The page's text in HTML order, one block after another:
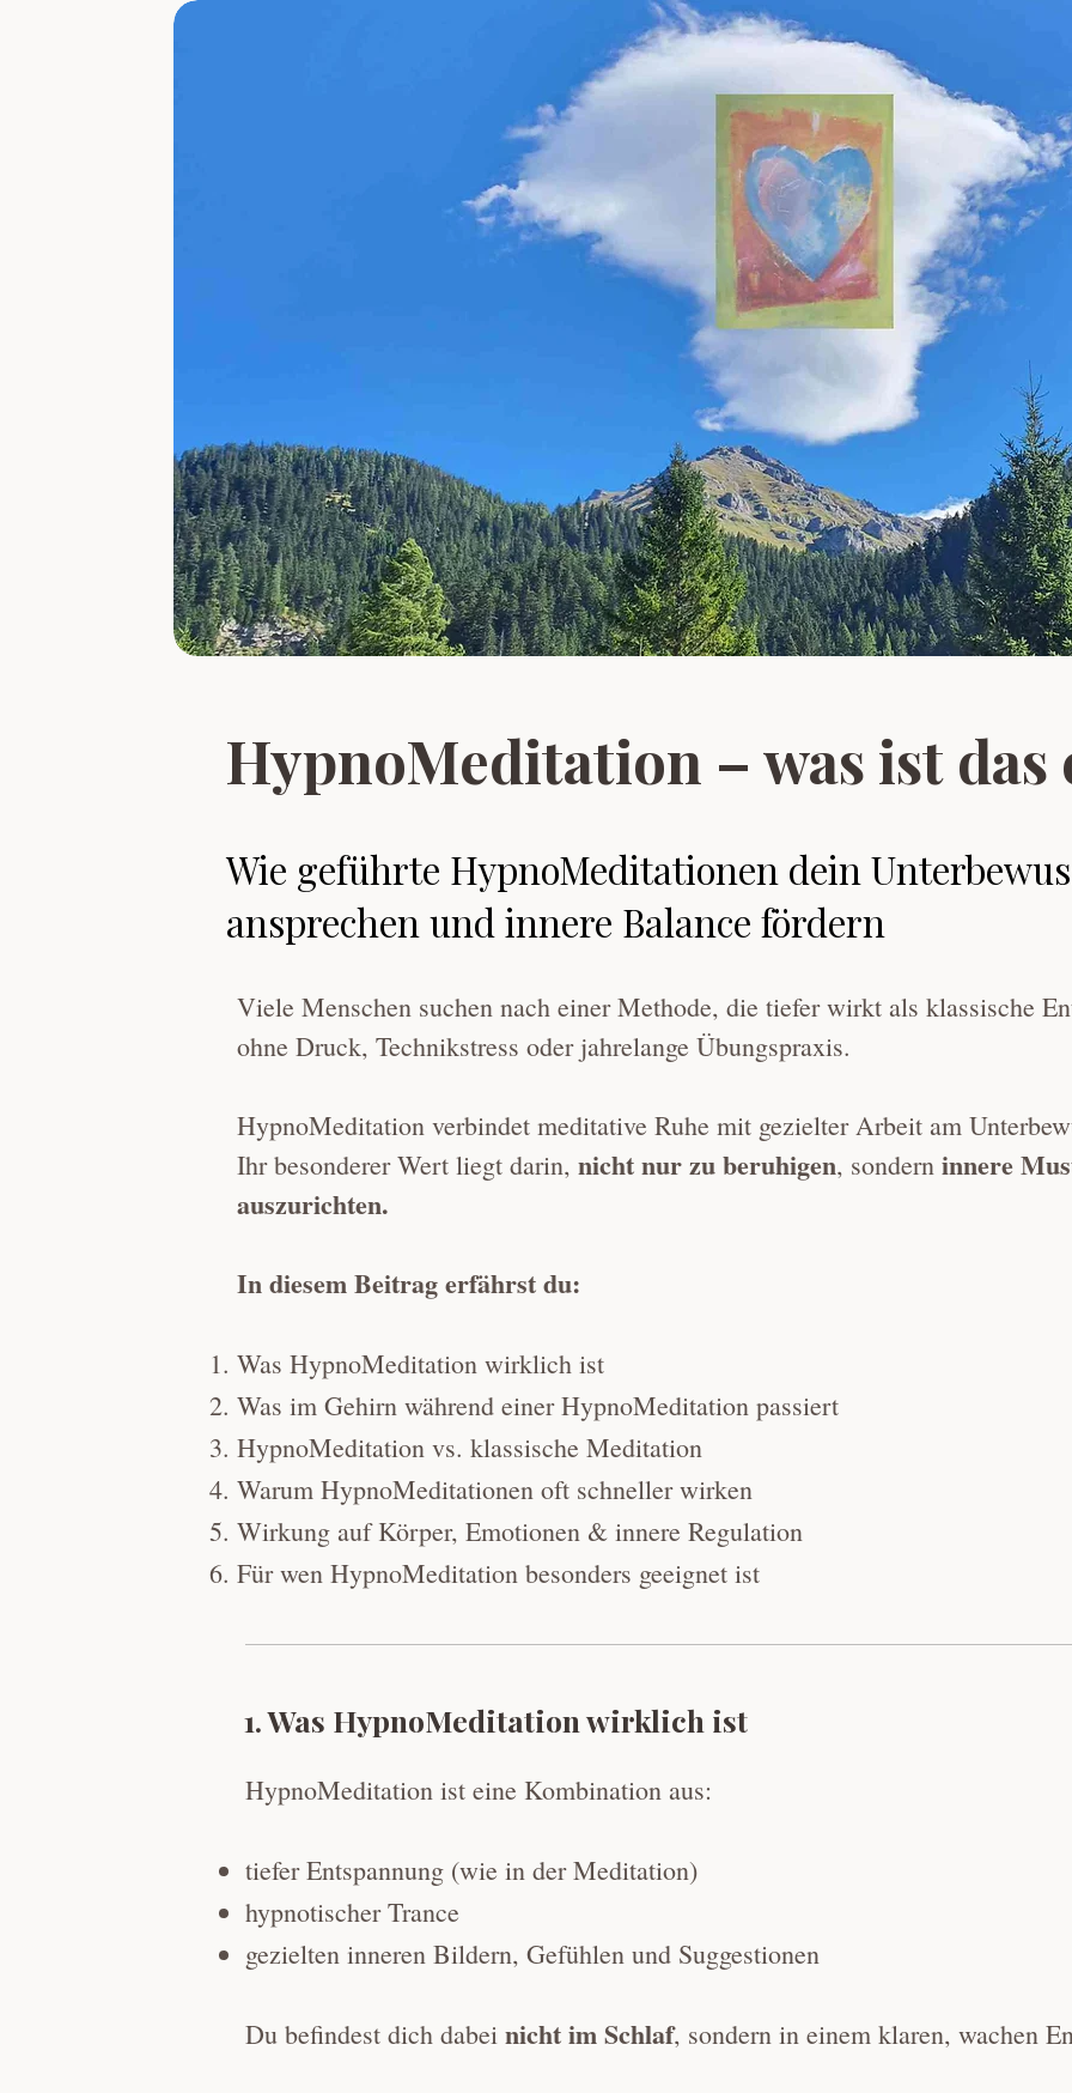
HypnoMeditation – was ist
Wie geführte HypnoMeditationen dein
ansprechen und innere Balance fördern
Viele Menschen suchen nach einer Methode, die tiefer wirkt als klassische
ohne Druck, Technikstress oder jahrelange Übungspraxis.
HypnoMeditation verbindet meditative Ruhe mit gezielter Arbeit am
Ihr besonderer Wert liegt darin, nicht nur zu beruhigen, sondern innere
auszurichten.
In diesem Beitrag erfährst du:
Was HypnoMeditation wirklich ist
Was im Gehirn während einer HypnoMeditation passiert
HypnoMeditation vs. klassische Meditation
Warum HypnoMeditationen oft schneller wirken
Wirkung auf Körper, Emotionen & innere Regulation
Für wen HypnoMeditation besonders geeignet ist
1. Was HypnoMeditation wirklich ist
HypnoMeditation ist eine Kombination aus:
tiefer Entspannung (wie in der Meditation)
hypnotischer Trance
gezielten inneren Bildern, Gefühlen und Suggestionen
Du befindest dich dabei nicht im Schlaf, sondern in einem klaren, wachen